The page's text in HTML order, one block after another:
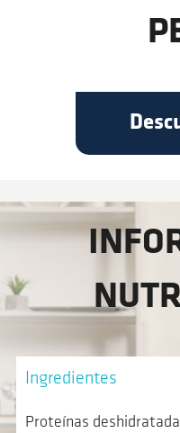
Ingredientes
Proteínas